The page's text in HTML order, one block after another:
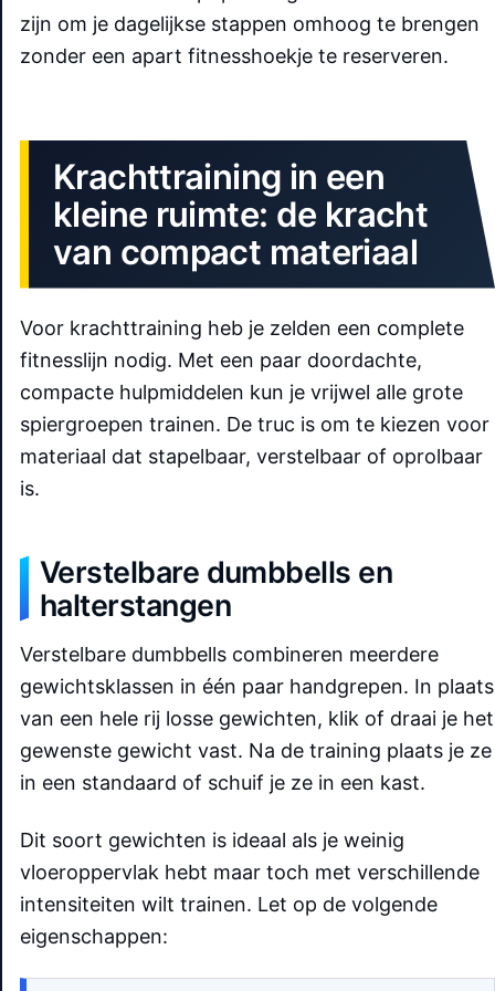
zijn om je dagelijkse stappen omhoog te brengen
zonder een apart fitnesshoekje te reserveren.
Krachttraining in een
kleine ruimte: de kracht
van compact materiaal
Voor krachttraining heb je zelden een complete
fitnesslijn nodig. Met een paar doordachte,
compacte hulpmiddelen kun je vrijwel alle grote
spiergroepen trainen. De truc is om te kiezen voor
materiaal dat stapelbaar, verstelbaar of oprolbaar
is.
Verstelbare dumbbells en
halterstangen
Verstelbare dumbbells combineren meerdere
gewichtsklassen in één paar handgrepen. In plaats
van een hele rij losse gewichten, klik of draai je het
gewenste gewicht vast. Na de training plaats je ze
in een standaard of schuif je ze in een kast.
Dit soort gewichten is ideaal als je weinig
vloeroppervlak hebt maar toch met verschillende
intensiteiten wilt trainen. Let op de volgende
eigenschappen: